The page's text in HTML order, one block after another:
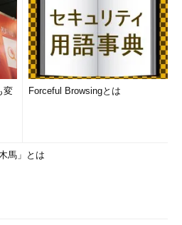
能が利用できない
うなサー
ンピュータ
作する。つ
ので速くない
い
ュレーション方式の比較。RemoteFXでは
用するため、性能は高いが、サーバにグラ
トするクライアント数を増やすためには大
変
Forceful Browsingとは
馬」とは